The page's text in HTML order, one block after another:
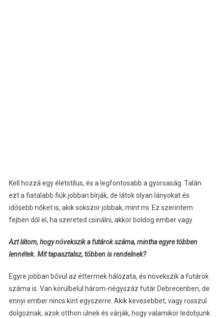
Kell hozzá egy életstílus, és a legfontosabb a gyorsaság. Talán
ezt a fiatalabb fiúk jobban bírják, de látok olyan lányokat és
idősebb nőket is, akik sokszor jobbak, mint mi. Ez szerintem
fejben dől el, ha szereted csinálni, akkor boldog ember vagy.
Azt látom, hogy növekszik a futárok száma, mintha egyre többen
lennétek. Mit tapasztalsz, többen is rendelnek?
Egyre jobban bővül az éttermek hálózata, és növekszik a futárok
száma is. Van körülbelül három-négyszáz futár Debrecenben, de
ennyi ember nincs kint egyszerre. Akik kevesebbet, vagy rosszul
dolgoznak, azok otthon ülnek és várják, hogy valamikor ledobjunk